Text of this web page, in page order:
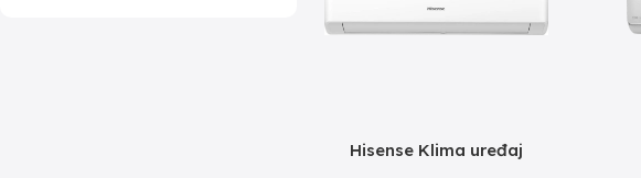
Hisense Klima uređaj